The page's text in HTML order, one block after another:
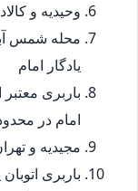
وحیدیه و کالاد
محله شمس
یادگار امام
باربری معتبر
امام در
مجیدیه و
باربری